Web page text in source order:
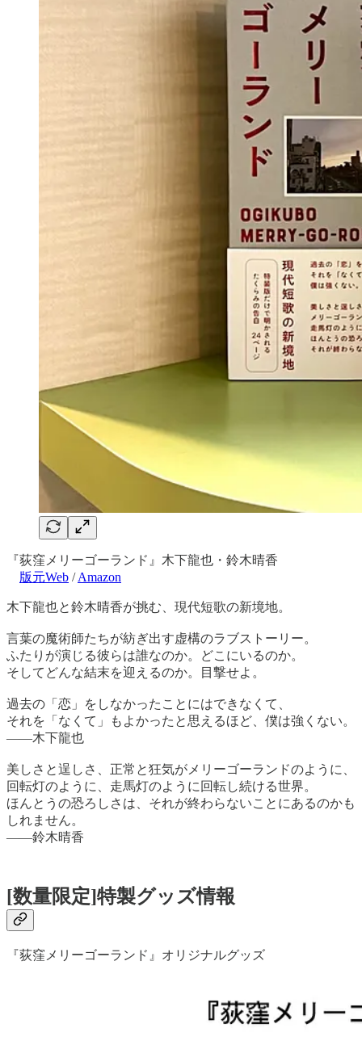
『荻窪メリーゴーランド』木下龍也・鈴木晴香
版元Web /Amazon
木下龍也と鈴木晴香が挑む、現代短歌の新境地。
言葉の魔術師たちが紡ぎ出す虚構のラブストーリー。
ふたりが演じる彼らは誰なのか。どこにいるのか。
そしてどんな結末を迎えるのか。目撃せよ。
過去の「恋」をしなかったことにはできなくて、
それを「なくて」もよかったと思えるほど、僕は強くない。
――木下龍也
美しさと逞しさ、正常と狂気がメリーゴーランドのように、
回転灯のように、走馬灯のように回転し続ける世界。
ほんとうの恐ろしさは、それが終わらないことにあるのかも
しれません。
――鈴木晴香
[数量限定]特製グッズ情報
『荻窪メリーゴーランド』オリジナルグッズ